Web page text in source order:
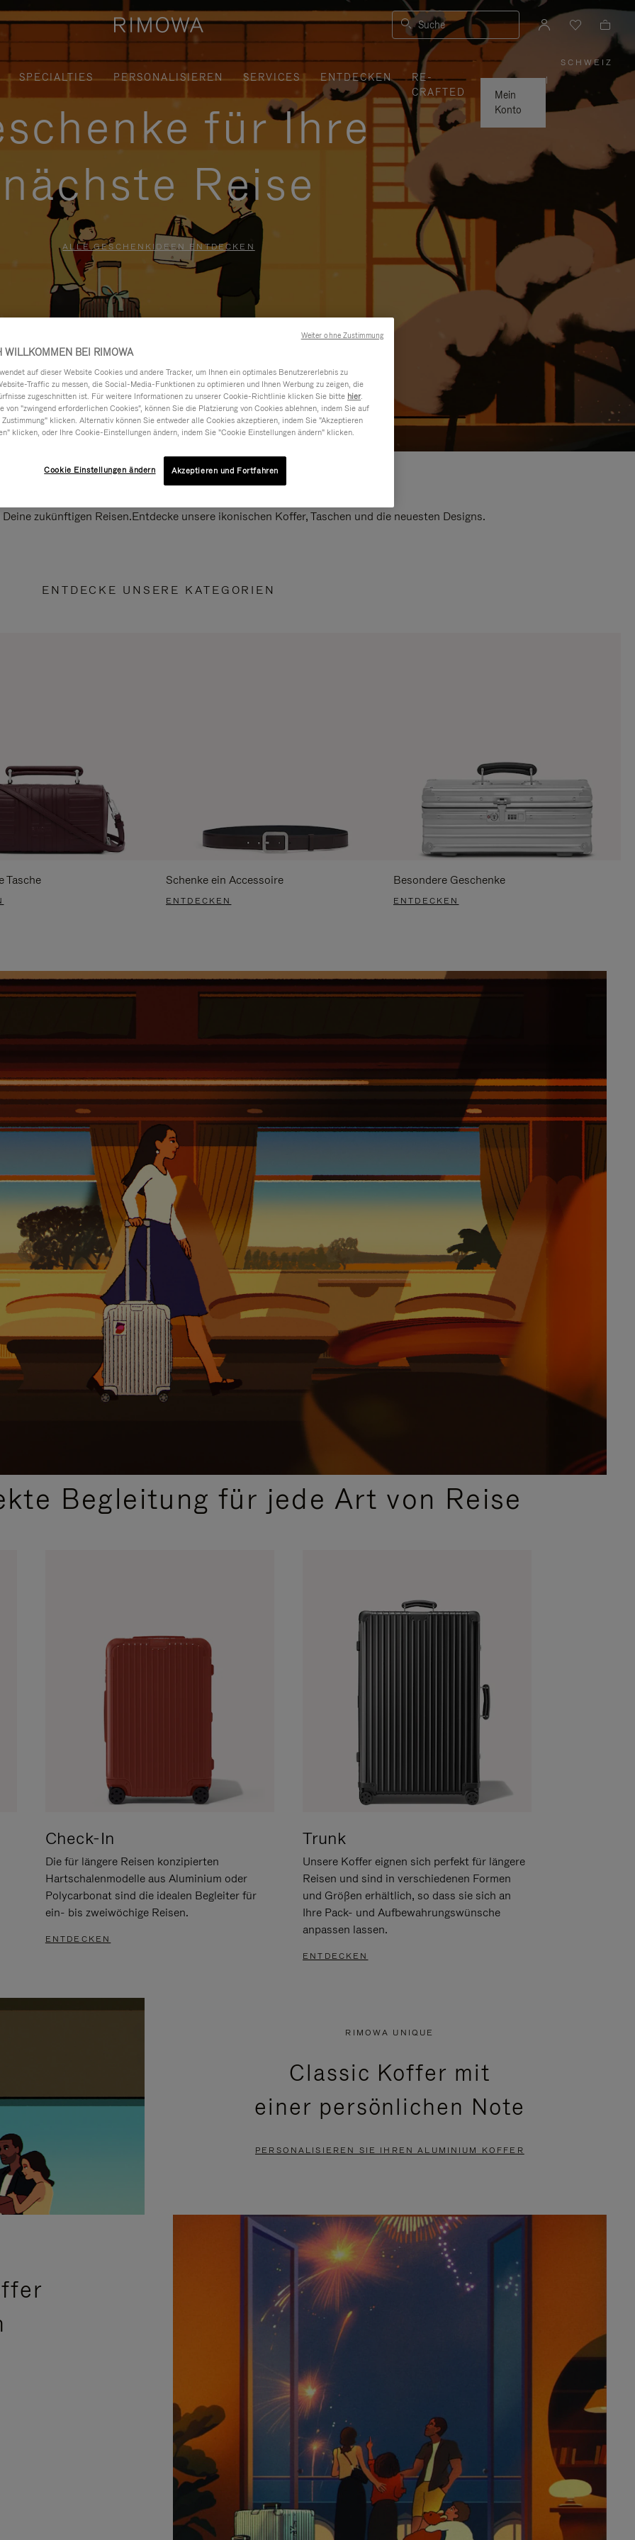
Suche
SPECIALTIES PERSONALISIEREN SERVICES ENTDECKEN
RE-
CRAFTED
Mein
Konto
SCHWEIZ
,
WÄHLEN
IHRE
REGION
AUS
|
für Ihre
nächste Reise
ALLE GESCHENKIDEEN ENTDECKEN
zukünftigen Reisen.Entdecke unsere ikonischen Koffer, Taschen und die neuesten Designs.
ENTDECKE UNSERE KATEGORIEN
Tasche Schenke ein Accessoire
ENTDECKEN
Besondere Geschenke
ENTDECKEN
Begleitung für jede Art von Reise
Check-In
Die für längere Reisen konzipierten
Hartschalenmodelle aus Aluminium oder
Polycarbonat sind die idealen Begleiter für
ein- bis zweiwöchige Reisen.
ENTDECKEN
Trunk
Unsere Koffer eignen sich perfekt für längere
Reisen und sind in verschiedenen Formen
und Größen erhältlich, so dass sie sich an
Ihre Pack- und Aufbewahrungswünsche
anpassen lassen.
ENTDECKEN
RIMOWA UNIQUE
Classic Koffer mit
einer persönlichen Note
PERSONALISIEREN SIE IHREN ALUMINIUM KOFFER
WILLKOMMEN BEI RIMOWA
auf dieser Website Cookies und andere Tracker, um Ihnen ein optimales Benutzererlebnis zu
Traffic zu messen, die Social-Media-Funktionen zu optimieren und Ihnen Werbung zu zeigen, die
zugeschnitten ist. Für weitere Informationen zu unserer Cookie-Richtlinie klicken Sie bitte hier.
von "zwingend erforderlichen Cookies", können Sie die Platzierung von Cookies ablehnen, indem Sie auf
klicken. Alternativ können Sie entweder alle Cookies akzeptieren, indem Sie "Akzeptieren
klicken, oder Ihre Cookie-Einstellungen ändern, indem Sie "Cookie Einstellungen ändern" klicken.
Cookie Einstellungen ändern Akzeptieren und Fortfahren
Weiter ohne Zustimmung